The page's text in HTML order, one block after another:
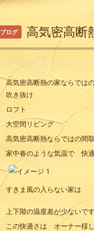
ブログ 高気密高断
高気密高断熱の家ならでは
吹き抜け
ロフト
大空間リビング
高気密高断熱ならではの間
家中春のような気温で 快
すきま風の入らない家は
上下階の温度差が少ないです
この快適さは オーナー様